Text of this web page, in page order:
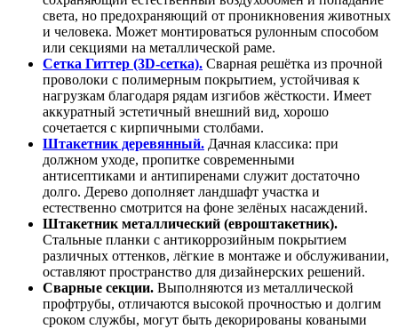
света, но предохраняющий от проникновения животных
и человека. Может монтироваться рулонным способом
или секциями на металлической раме.
Сетка Гиттер (3D-сетка). Сварная решётка из прочной
проволоки с полимерным покрытием, устойчивая к
нагрузкам благодаря рядам изгибов жёсткости. Имеет
аккуратный эстетичный внешний вид, хорошо
сочетается с кирпичными столбами.
Штакетник деревянный. Дачная классика: при
должном уходе, пропитке современными
антисептиками и антипиренами служит достаточно
долго. Дерево дополняет ландшафт участка и
естественно смотрится на фоне зелёных насаждений.
Штакетник металлический (евроштакетник).
Стальные планки с антикоррозийным покрытием
различных оттенков, лёгкие в монтаже и обслуживании,
оставляют пространство для дизайнерских решений.
Сварные секции. Выполняются из металлической
профтрубы, отличаются высокой прочностью и долгим
сроком службы, могут быть декорированы коваными